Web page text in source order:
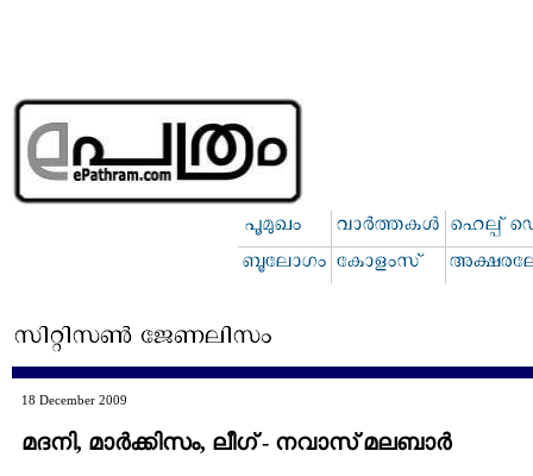
18 December 2009
മദനി, മാര്‍ക്കിസം, ലീഗ്‌ - നവാസ് മലബാര്‍